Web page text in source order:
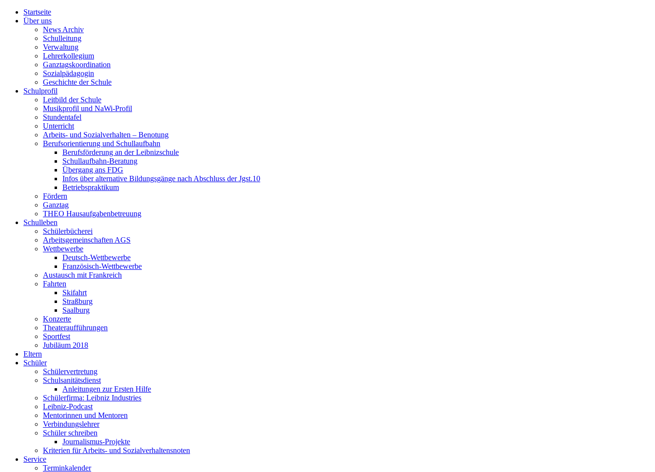
Startseite
Über uns
News Archiv
Schulleitung
Verwaltung
Lehrerkollegium
Ganztagskoordination
Sozialpädagogin
Geschichte der Schule
Schulprofil
Leitbild der Schule
Musikprofil und NaWi-Profil
Stundentafel
Unterricht
Arbeits- und Sozialverhalten – Benotung
Berufsorientierung und Schullaufbahn
Berufsförderung an der Leibnizschule
Schullaufbahn-Beratung
Übergang ans FDG
Infos über alternative Bildungsgänge nach Abschluss der Jgst.10
Betriebspraktikum
Fördern
Ganztag
THEO Hausaufgabenbetreuung
Schulleben
Schülerbücherei
Arbeitsgemeinschaften AGS
Wettbewerbe
Deutsch-Wettbewerbe
Französisch-Wettbewerbe
Austausch mit Frankreich
Fahrten
Skifahrt
Straßburg
Saalburg
Konzerte
Theateraufführungen
Sportfest
Jubiläum 2018
Eltern
Schüler
Schülervertretung
Schulsanitätsdienst
Anleitungen zur Ersten Hilfe
Schülerfirma: Leibniz Industries
Leibniz-Podcast
Mentorinnen und Mentoren
Verbindungslehrer
Schüler schreiben
Journalismus-Projekte
Kriterien für Arbeits- und Sozialverhaltensnoten
Service
Terminkalender